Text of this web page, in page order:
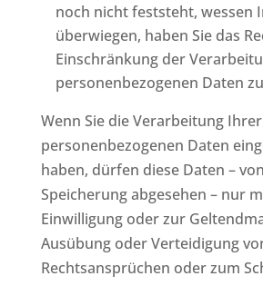
noch nicht feststeht, wessen
überwiegen, haben Sie das
Einschränkung der
personenbezogenen Daten
Wenn Sie die Verarbeitung Ihrer
personenbezogenen Daten
haben, dürfen diese Daten –
Speicherung abgesehen – nur
Einwilligung oder zur
Ausübung oder Verteidigung
Rechtsansprüchen oder zum